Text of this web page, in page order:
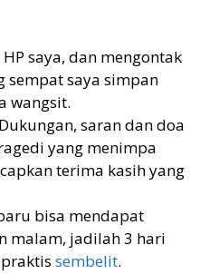
saya, dan mengontak
sempat saya simpan
wangsit.
saran dan doa
yang menimpa
terima kasih yang
bisa mendapat
malam, jadilah 3 hari
sembelit.